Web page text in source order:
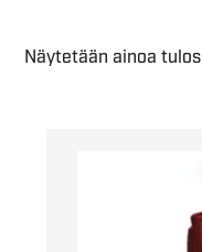
Näytetään ainoa tulos